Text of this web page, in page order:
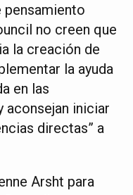
no creen que
la creación de
la ayuda
en las
iniciar
directas” a
Arsht para